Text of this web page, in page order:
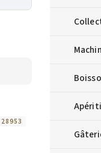
28953